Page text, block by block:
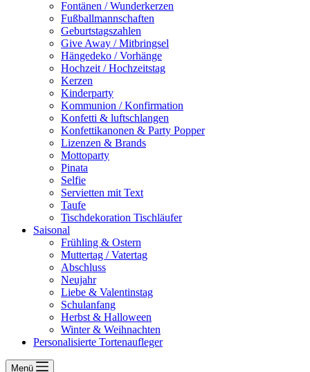
Fontänen / Wunderkerzen
Fußballmannschaften
Geburtstagszahlen
Give Away / Mitbringsel
Hängedeko / Vorhänge
Hochzeit / Hochzeitstag
Kerzen
Kinderparty
Kommunion / Konfirmation
Konfetti & luftschlangen
Konfettikanonen & Party Popper
Lizenzen & Brands
Mottoparty
Pinata
Selfie
Servietten mit Text
Taufe
Tischdekoration Tischläufer
Saisonal
Frühling & Ostern
Muttertag / Vatertag
Abschluss
Neujahr
Liebe & Valentinstag
Schulanfang
Herbst & Halloween
Winter & Weihnachten
Personalisierte Tortenaufleger
Menü